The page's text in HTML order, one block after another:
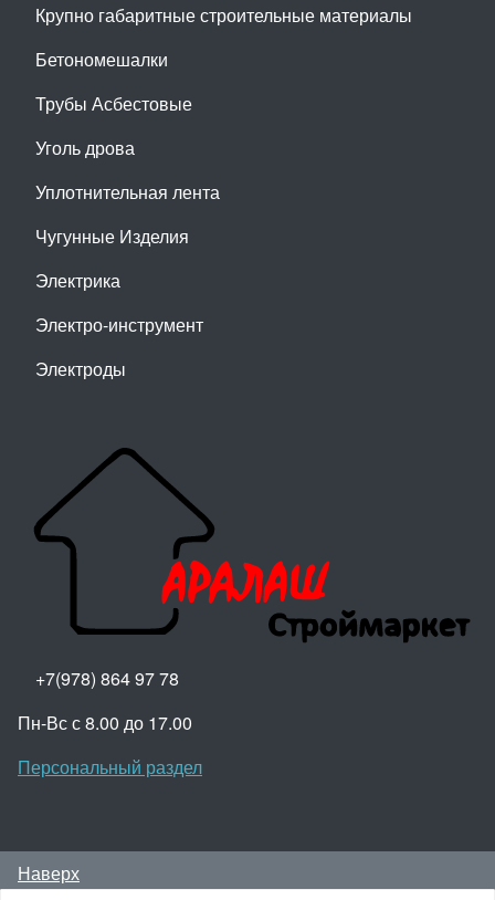
Крупно габаритные строительные материалы
Бетономешалки
Трубы Асбестовые
Уголь дрова
Уплотнительная лента
Чугунные Изделия
Электрика
Электро-инструмент
Электроды
+7(978) 864 97 78
Пн-Вс с 8.00 до 17.00
Персональный раздел
Наверх